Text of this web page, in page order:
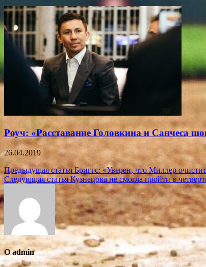
Роуч: «Расставание Головкина и Санчеса
26.04.2019
Навигация
по
записям
Предыдущая статья Бриггс: «Уверен, что Миллер
Следующая статья Кузнецова не смогла пройти в
О admin